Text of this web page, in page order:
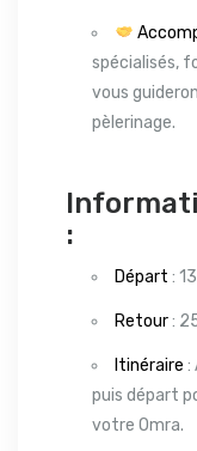
spécialisés,
vous
pèlerinage.
:
Départ :
Retour:
Itinéraire :
puis départ
votre Omra.